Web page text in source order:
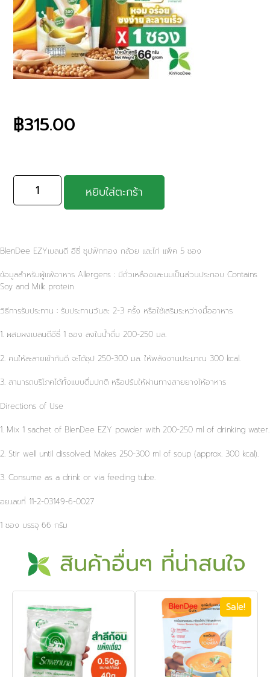
฿315.00
หยิบใส่ตะกร้า
BlenDee EZYเบลนดี อีซี่ ซุปฟักทอง กล้วย เเละไก่ แพ็ค 5 ซอง
ข้อมูลสำหรับผู้เเพ้อาหาร Allergens : มีถั่วเหลืองเเละนมเป็นส่วนประกอบ Contains
Soy and Milk protein
วิธีการรับประทาน : รับประทานวันละ 2-3 ครั้ง หรือใช้เสริมระหว่างมื้ออาหาร
1. ผสมผงเบลนดีอีซี่ 1 ซอง ลงในน้ำดื่ม 200-250 มล.
2. คนให้ละลายเข้ากันดี จะได้ซุป 250-300 มล. ให้พลังงานประมาณ 300 kcal.
3. สามารถบริโภคได้ทั้งแบบดื่มปกติ หรือปรับให้ผ่านทางสายยางให้อาหาร
Directions of Use
1. Mix 1 sachet of BlenDee EZY powder with 200-250 ml of drinking water.
2. Stir well until dissolved. Makes 250-300 ml of soup (approx. 300 kcal).
3. Consume as a drink or via feeding tube.
อย.เลขที่ 11-2-03149-6-0027
1 ซอง บรรจุ 66 กรัม
สินค้าอื่นๆ ที่น่าสนใจ
Sale!